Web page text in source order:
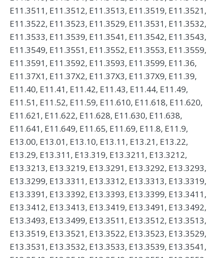
E11.3511, E11.3512, E11.3513, E11.3519, E11.3521,
E11.3522, E11.3523, E11.3529, E11.3531, E11.3532,
E11.3533, E11.3539, E11.3541, E11.3542, E11.3543,
E11.3549, E11.3551, E11.3552, E11.3553, E11.3559,
E11.3591, E11.3592, E11.3593, E11.3599, E11.36,
E11.37X1, E11.37X2, E11.37X3, E11.37X9, E11.39,
E11.40, E11.41, E11.42, E11.43, E11.44, E11.49,
E11.51, E11.52, E11.59, E11.610, E11.618, E11.620,
E11.621, E11.622, E11.628, E11.630, E11.638,
E11.641, E11.649, E11.65, E11.69, E11.8, E11.9,
E13.00, E13.01, E13.10, E13.11, E13.21, E13.22,
E13.29, E13.311, E13.319, E13.3211, E13.3212,
E13.3213, E13.3219, E13.3291, E13.3292, E13.3293,
E13.3299, E13.3311, E13.3312, E13.3313, E13.3319,
E13.3391, E13.3392, E13.3393, E13.3399, E13.3411,
E13.3412, E13.3413, E13.3419, E13.3491, E13.3492,
E13.3493, E13.3499, E13.3511, E13.3512, E13.3513,
E13.3519, E13.3521, E13.3522, E13.3523, E13.3529,
E13.3531, E13.3532, E13.3533, E13.3539, E13.3541,